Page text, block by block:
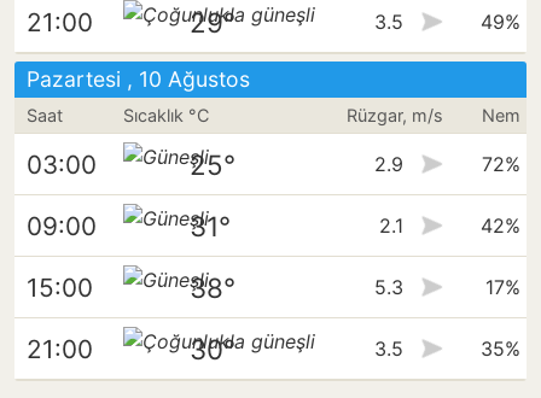
21:00 29° 3.5 49%
Pazartesi , 10 Ağustos
Saat Sıcaklık °C Rüzgar, m/s Nem
03:00 25° 2.9 72%
09:00 31° 2.1 42%
15:00 38° 5.3 17%
21:00 30° 3.5 35%